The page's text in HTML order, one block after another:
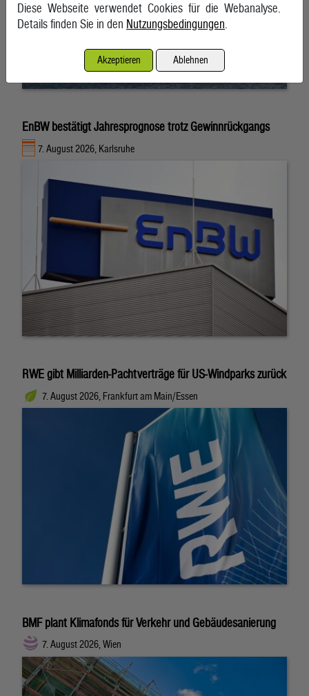
EnBW bestätigt Jahresprognose trotz Gewinnrückgangs
7. August 2026, Karlsruhe
RWE gibt Milliarden-Pachtverträge für US-Windparks zurück
7. August 2026, Frankfurt am Main/Essen
BMF plant Klimafonds für Verkehr und Gebäudesanierung
7. August 2026, Wien
Diese Webseite verwendet Cookies für die Webanalyse.
Details finden Sie in den Nutzungsbedingungen.
Akzeptieren Ablehnen